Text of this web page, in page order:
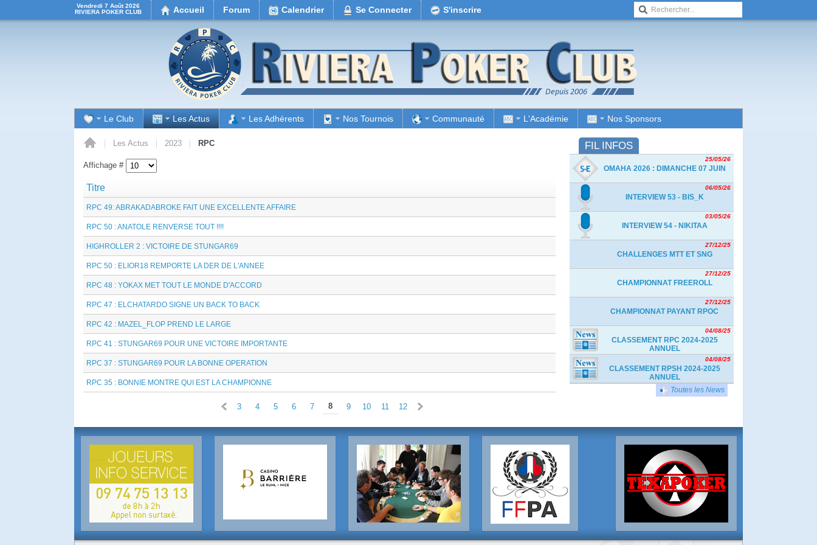
Vendredi 7 Août 2026
RIVIERA POKER CLUB
Accueil Forum Calendrier Se Connecter S'inscrire
Le Club Les Actus Les Adhérents Nos Tournois Communauté L'Académie Nos Sponsors
Les Actus 2023 RPC
Affichage #
Titre
RPC 49: ABRAKADABROKE FAIT UNE EXCELLENTE AFFAIRE
RPC 50 : ANATOLE RENVERSE TOUT !!!!
HIGHROLLER 2 : VICTOIRE DE STUNGAR69
RPC 50 : ELIOR18 REMPORTE LA DER DE L'ANNEE
RPC 48 : YOKAX MET TOUT LE MONDE D'ACCORD
RPC 47 : ELCHATARDO SIGNE UN BACK TO BACK
RPC 42 : MAZEL_FLOP PREND LE LARGE
RPC 41 : STUNGAR69 POUR UNE VICTOIRE IMPORTANTE
RPC 37 : STUNGAR69 POUR LA BONNE OPERATION
RPC 35 : BONNIE MONTRE QUI EST LA CHAMPIONNE
3 4 5 6 7 8 9 10 11 12
FIL INFOS
25/05/26
OMAHA 2026 : DIMANCHE 07 JUIN
06/05/26
INTERVIEW 53 - BIS_K
03/05/26
INTERVIEW 54 - NIKITAA
27/12/25
CHALLENGES MTT ET SNG
27/12/25
CHAMPIONNAT FREEROLL
27/12/25
CHAMPIONNAT PAYANT RPOC
04/08/25
CLASSEMENT RPC 2024-2025
ANNUEL
04/08/25
CLASSEMENT RPSH 2024-2025
ANNUEL
Toutes les News